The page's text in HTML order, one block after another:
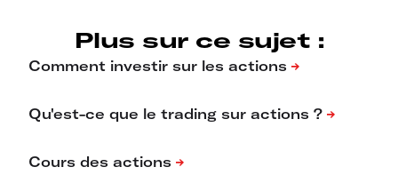
Plus sur ce sujet :